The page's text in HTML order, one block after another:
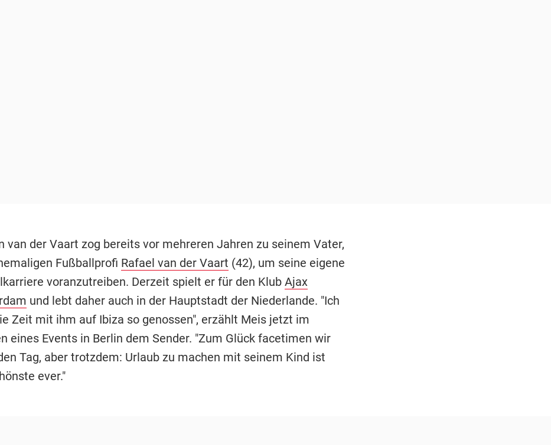
van der Vaart zog bereits vor mehreren Jahren zu seinem Vater,
Fußballprofi Rafael van der Vaart (42), um seine eigene
voranzutreiben. Derzeit spielt er für den Klub Ajax
und lebt daher auch in der Hauptstadt der Niederlande. "Ich
Zeit mit ihm auf Ibiza so genossen", erzählt Meis jetzt im
eines Events in Berlin dem Sender. "Zum Glück facetimen wir
Tag, aber trotzdem: Urlaub zu machen mit seinem Kind ist
ever."